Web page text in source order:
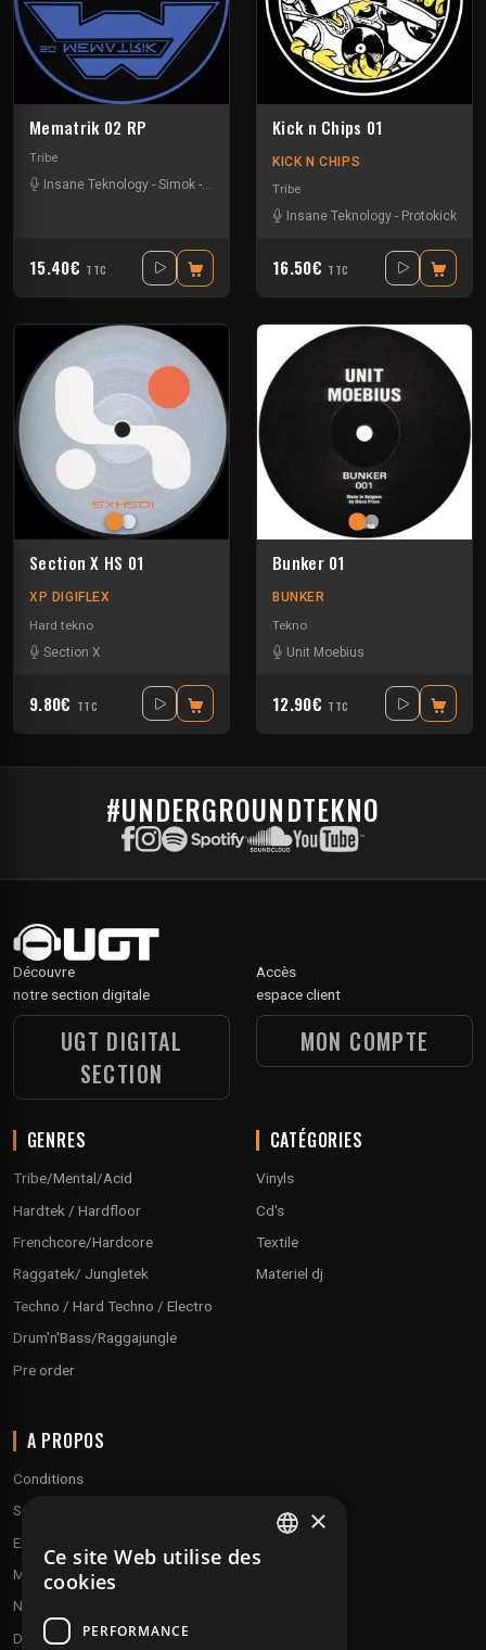
Mematrik 02 RP
Tribe
Insane Teknology - Simok -
15.40€ TTC
Kick n Chips 01
KICK N CHIPS
Tribe
Insane Teknology - Protokick
16.50€ TTC
Section X HS 01
XP DIGIFLEX
Hard tekno
Section X
9.80€ TTC
Bunker 01
BUNKER
Tekno
Unit Moebius
12.90€ TTC
#UNDERGROUNDTEKNO
Découvre
notre section digitale
UGT DIGITAL
SECTION
Accès
espace client
MON COMPTE
GENRES
Tribe/Mental/Acid
Hardtek / Hardfloor
Frenchcore/Hardcore
Raggatek/ Jungletek
Techno / Hard Techno / Electro
Drum'n'Bass/Raggajungle
Pre order
CATÉGORIES
Vinyls
Cd's
Textile
Materiel dj
A PROPOS
Conditions
Service client
Expédition & retours
Modes de paiement
Notre programme de fidélité
Disques cadeaux
×
Ce site Web utilise des
cookies
PERFORMANCE